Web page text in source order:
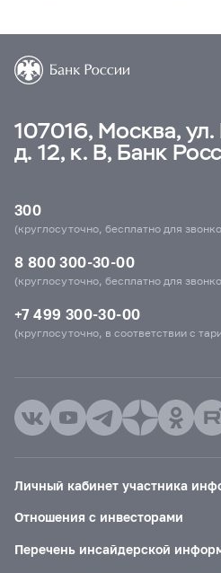
107016, Москва,
д. 12, к. В, Банк
300
(круглосуточно, бесплатно для
8 800 300-30-00
(круглосуточно, бесплатно для
+7 499 300-30-00
(круглосуточно, в соответствии с
Личный кабинет участника
Отношения с инвесторами
Перечень инсайдерской